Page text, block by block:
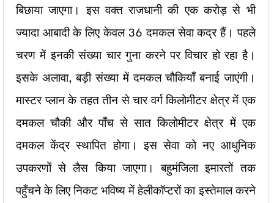
बिछाया जाएगा। इस वक्त राजधानी की एक करोड़ से भी
ज्यादा आबादी के लिए केवल 36 दमकल सेवा कद्र हैं। पहले
चरण में इनकी संख्या चार गुना करने पर विचार हो रहा है।
इसके अलावा, बड़ी संख्या में दमकल चौकियाँ बनाई जाएंगी।
मास्टर प्लान के तहत तीन से चार वर्ग किलोमीटर क्षेत्र में एक
दमकल चौकी और पाँच से सात किलोमीटर क्षेत्र में एक
दमकल केंद्र स्थापित होगा। इस सेवा को नए आधुनिक
उपकरणों से लैस किया जाएगा। बहुमंजिला इमारतों तक
पहुँचने के लिए निकट भविष्य में हेलीकॉप्टरों का इस्तेमाल करने